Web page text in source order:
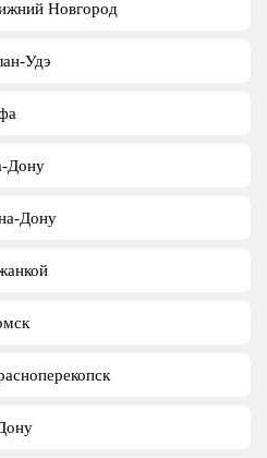
Новгород
Удэ
Дону
Дону